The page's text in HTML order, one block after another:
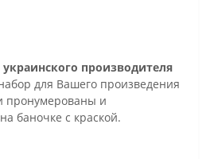
производителя
для Вашего произведения
пронумерованы и
баночке с краской.